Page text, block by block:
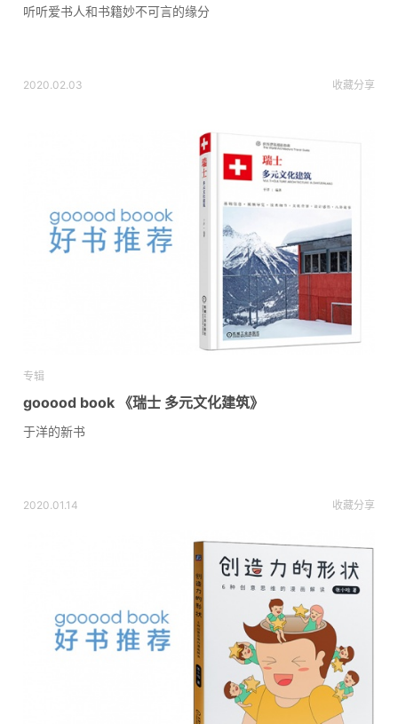
听听爱书人和书籍妙不可言的缘分
2020.02.03 收藏分享
专辑
gooood book 《瑞士 多元文化建筑》
于洋的新书
2020.01.14 收藏分享